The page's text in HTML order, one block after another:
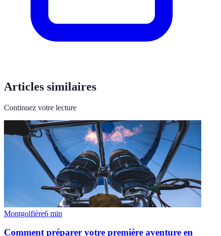
Articles similaires
Continuez votre lecture
Montgolfière6 min
Comment préparer votre première aventure en